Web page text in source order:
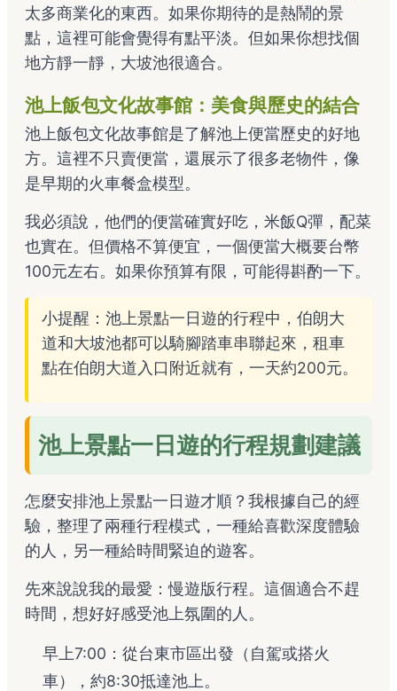
太多商業化的東西。如果你期待的是熱鬧的景
點，這裡可能會覺得有點平淡。但如果你想找個
地方靜一靜，大坡池很適合。
池上飯包文化故事館：美食與歷史的結合
池上飯包文化故事館是了解池上便當歷史的好地
方。這裡不只賣便當，還展示了很多老物件，像
是早期的火車餐盒模型。
我必須說，他們的便當確實好吃，米飯Q彈，配菜
也實在。但價格不算便宜，一個便當大概要台幣
100元左右。如果你預算有限，可能得斟酌一下。
小提醒：池上景點一日遊的行程中，伯朗大
道和大坡池都可以騎腳踏車串聯起來，租車
點在伯朗大道入口附近就有，一天約200元。
池上景點一日遊的行程規劃建議
怎麼安排池上景點一日遊才順？我根據自己的經
驗，整理了兩種行程模式，一種給喜歡深度體驗
的人，另一種給時間緊迫的遊客。
先來說說我的最愛：慢遊版行程。這個適合不趕
時間，想好好感受池上氛圍的人。
早上7:00：從台東市區出發（自駕或搭火
車），約8:30抵達池上。